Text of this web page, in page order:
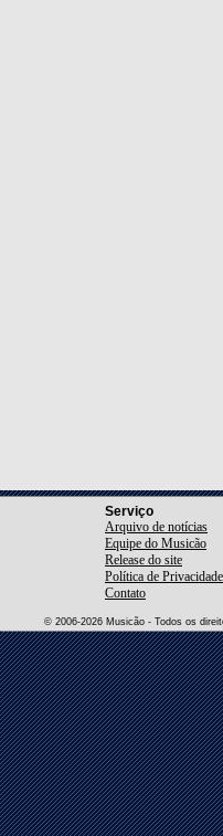
Serviço
Arquivo de notícias
Equipe do Musicão
Release do site
Política de Privacidade
Contato
© 2006-2026 Musicão - Todos os